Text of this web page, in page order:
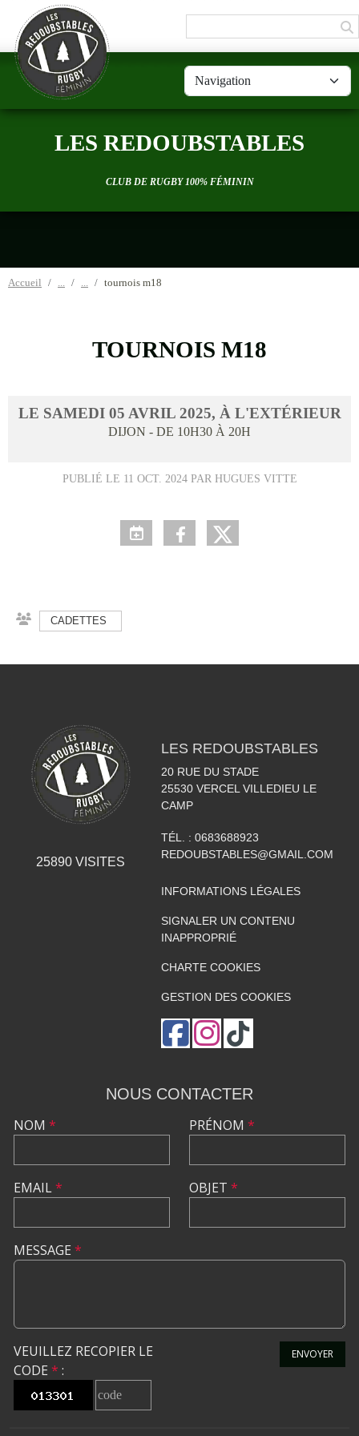
LES REDOUBSTABLES
CLUB DE RUGBY 100% FÉMININ
Accueil tournois m18
TOURNOIS M18
LE SAMEDI 05 AVRIL 2025, À L'EXTÉRIEUR
DIJON - DE 10H30 À 20H
PUBLIÉ LE 11 OCT. 2024PAR HUGUES VITTE
CADETTES
25890VISITES
LES REDOUBSTABLES
20 RUE DU STADE
25530 VERCEL VILLEDIEU LE
CAMP
TÉL. : 0683688923
REDOUBSTABLES@GMAIL.COM
INFORMATIONS LÉGALES
SIGNALER UN CONTENU
INAPPROPRIÉ
CHARTE COOKIES
GESTION DES COOKIES
NOUS CONTACTER
NOM *
EMAIL*
PRÉNOM *
OBJET *
MESSAGE *
VEUILLEZ RECOPIER LE
CODE * :
ENVOYER
Panneau de gestion des cookies